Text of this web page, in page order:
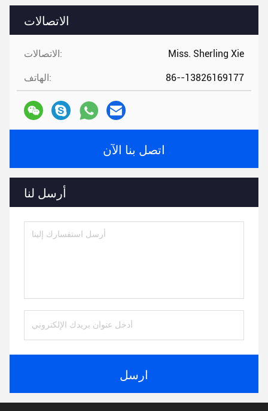
الاتصالات
الاتصالات: Miss. Sherling Xie
الهاتف: 86--13826169177
اتصل بنا الآن
أرسل لنا
ارسل